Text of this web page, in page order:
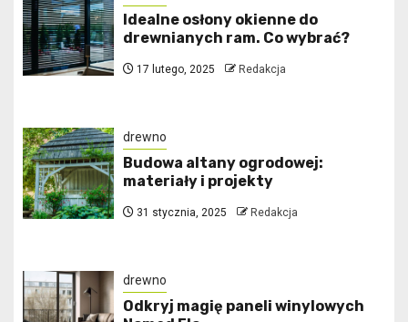
Idealne osłony okienne do
drewnianych ram. Co wybrać?
17 lutego, 2025 Redakcja
drewno
Budowa altany ogrodowej:
materiały i projekty
31 stycznia, 2025 Redakcja
drewno
Odkryj magię paneli winylowych